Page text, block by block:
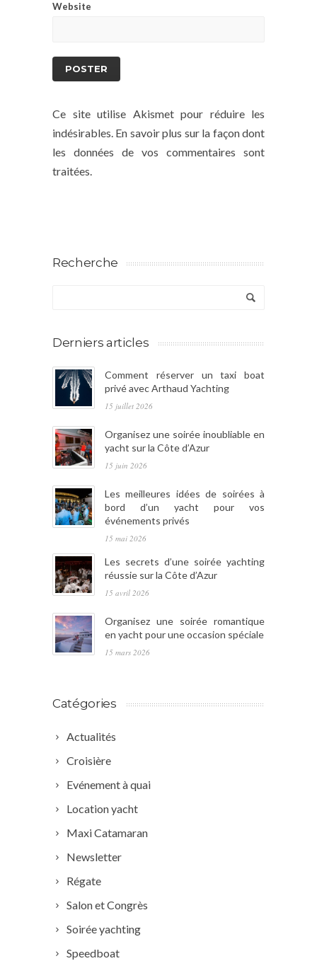
Website
Ce site utilise Akismet pour réduire les
indésirables. En savoir plus sur la façon dont
les données de vos commentaires sont
traitées.
Recherche
Derniers articles
Comment réserver un taxi boat
privé avec Arthaud Yachting
15 juillet 2026
Organisez une soirée inoubliable en
yacht sur la Côte d’Azur
15 juin 2026
Les meilleures idées de soirées à
bord d’un yacht pour vos
événements privés
15 mai 2026
Les secrets d’une soirée yachting
réussie sur la Côte d’Azur
15 avril 2026
Organisez une soirée romantique
en yacht pour une occasion spéciale
15 mars 2026
Catégories
Actualités
Croisière
Evénement à quai
Location yacht
Maxi Catamaran
Newsletter
Régate
Salon et Congrès
Soirée yachting
Speedboat